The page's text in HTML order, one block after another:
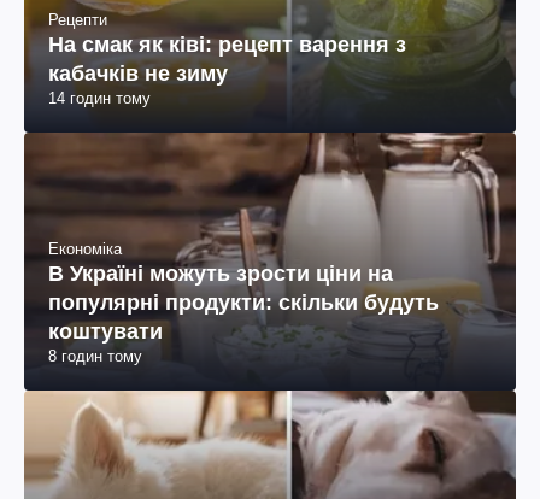
Рецепти
На смак як ківі: рецепт варення з
кабачків не зиму
14 годин тому
Економіка
В Україні можуть зрости ціни на
популярні продукти: скільки будуть
коштувати
8 годин тому